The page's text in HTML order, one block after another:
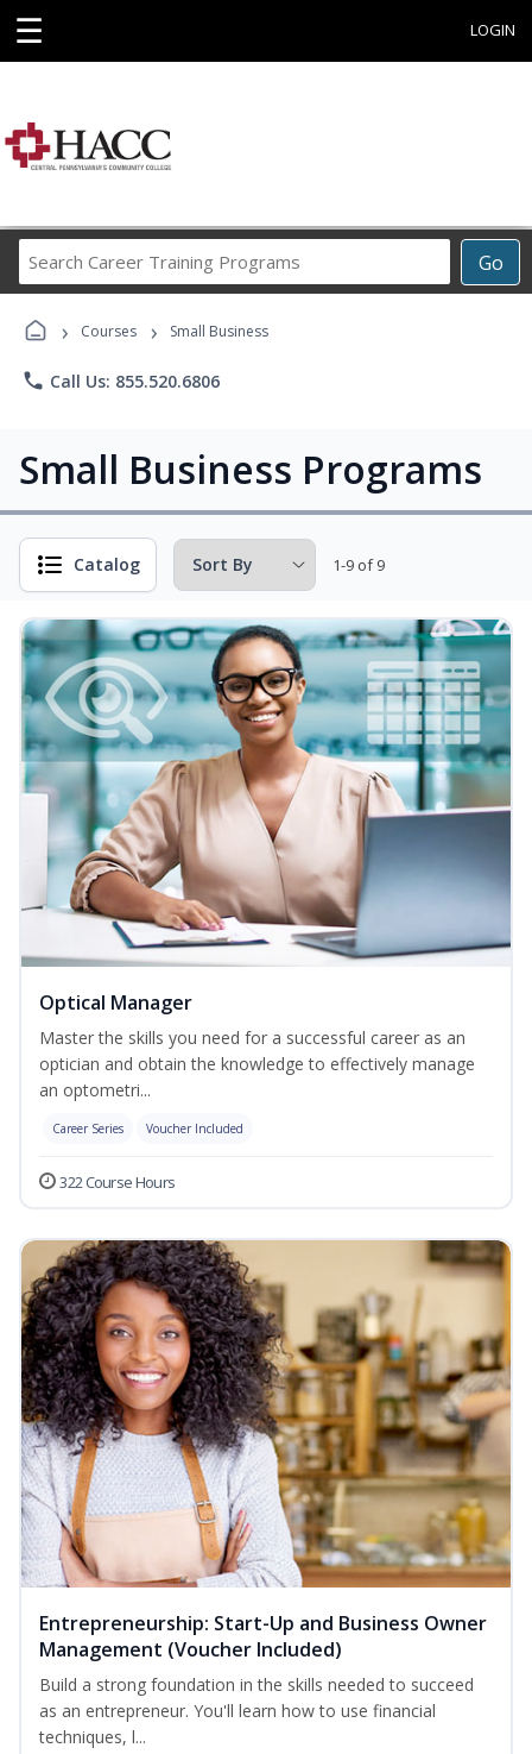
☰ LOGIN
Go
Career
Programs
› Courses › Small Business
phone Call Us: 855.520.6806
Small Business Programs
Catalog 1-9 of 9
Optical Manager
Master the skills you need for a successful career as an
optician and obtain the knowledge to effectively manage
an optometri...
Career Series Voucher Included
322 Course Hours
Entrepreneurship: Start-Up and Business Owner
Management (Voucher Included)
Build a strong foundation in the skills needed to succeed
as an entrepreneur. You'll learn how to use financial
techniques, l...